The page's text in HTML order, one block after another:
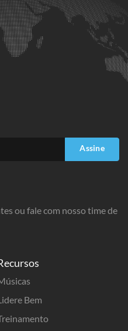
Bem
Assine
ou fale com nosso time de